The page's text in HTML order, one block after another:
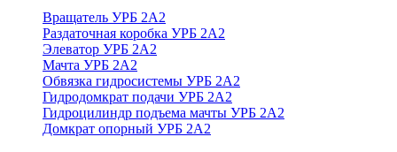
Вращатель УРБ 2А2
Раздаточная коробка УРБ 2А2
Элеватор УРБ 2А2
Мачта УРБ 2А2
Обвязка гидросистемы УРБ 2А2
Гидродомкрат подачи УРБ 2А2
Гидроцилиндр подъема мачты УРБ 2А2
Домкрат опорный УРБ 2А2